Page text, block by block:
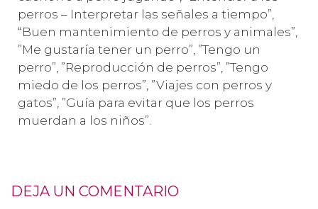
perros – Interpretar las señales a tiempo”,
“Buen mantenimiento de perros y animales”,
”Me gustaría tener un perro”, ”Tengo un
perro”, ”Reproducción de perros”, ”Tengo
miedo de los perros”, ”Viajes con perros y
gatos”, ”Guía para evitar que los perros
muerdan a los niños”.
DEJA UN COMENTARIO